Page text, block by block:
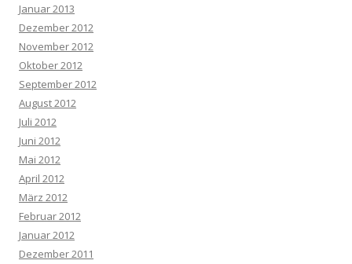
Januar 2013
Dezember 2012
November 2012
Oktober 2012
September 2012
August 2012
Juli 2012
Juni 2012
Mai 2012
April 2012
März 2012
Februar 2012
Januar 2012
Dezember 2011